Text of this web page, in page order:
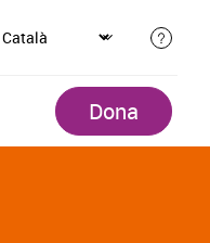
Dona